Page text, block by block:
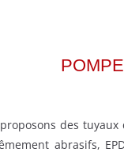
des tuyaux
abrasifs,